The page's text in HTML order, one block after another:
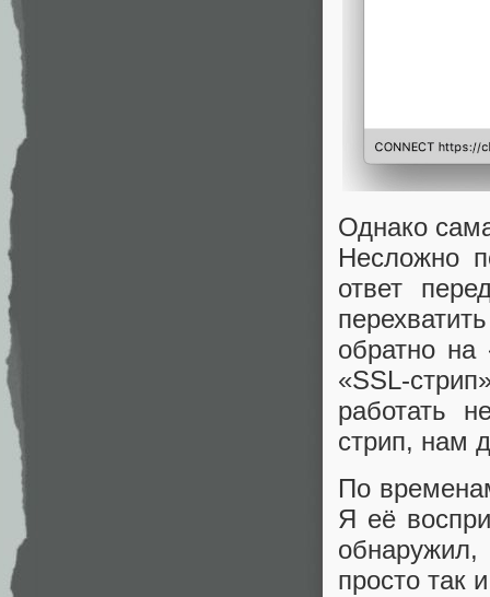
Однако
Несложно
ответ
обратно на
«SSL-
работать
стрип, нам
По
Я её
просто так